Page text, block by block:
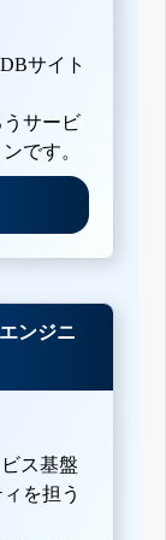
サイト
サービ
です。
ンジニ
ス基盤
を担う